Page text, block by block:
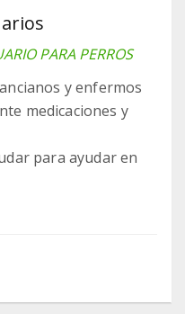
PARA PERROS
y enfermos
medicaciones y
para ayudar en